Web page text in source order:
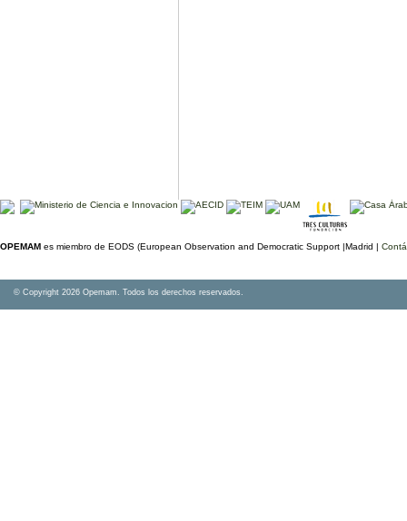
OPEMAM es miembro de EODS (European Observation and Democratic Support |Madrid |
© Copyright 2026 Opemam. Todos los derechos reservados.